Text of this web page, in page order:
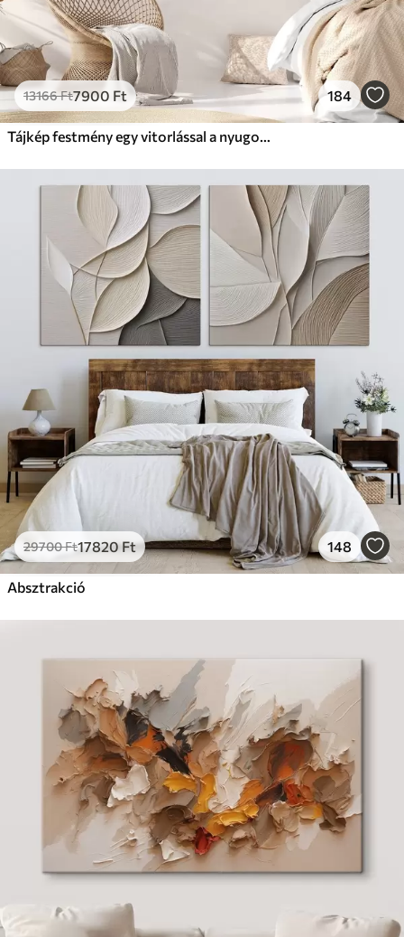
13166Ft7900 Ft 184
Tájkép festmény egy vitorlással a nyugodt tengeren, narancssárga és sárga égbolt, távoli hegyek
29700Ft17820Ft 148
Absztrakció